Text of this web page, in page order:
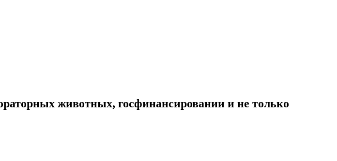
животных, госфинансировании и не только